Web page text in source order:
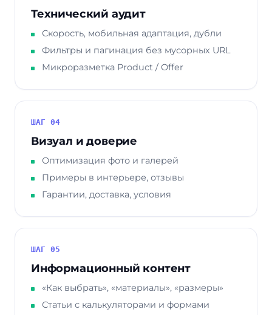
Технический аудит
Скорость, мобильная адаптация, дубли
Фильтры и пагинация без мусорных URL
Микроразметка Product / Offer
ШАГ 04
Визуал и доверие
Оптимизация фото и галерей
Примеры в интерьере, отзывы
Гарантии, доставка, условия
ШАГ 05
Информационный контент
«Как выбрать», «материалы», «размеры»
Статьи с калькуляторами и формами